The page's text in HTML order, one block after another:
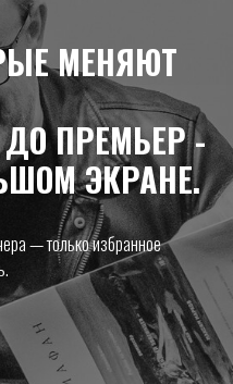
МЕНЯЮТ
ПРЕМЬЕР -
ЭКРАНЕ.
— только избранное